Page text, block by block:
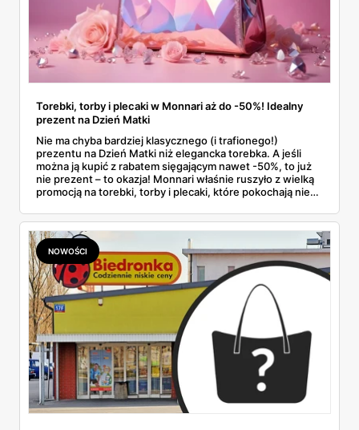
Torebki, torby i plecaki w Monnari aż do -50%! Idealny
prezent na Dzień Matki
Nie ma chyba bardziej klasycznego (i trafionego!)
prezentu na Dzień Matki niż elegancka torebka. A jeśli
można ją kupić z rabatem sięgającym nawet -50%, to już
nie prezent – to okazja! Monnari właśnie ruszyło z wielką
promocją na torebki, torby i plecaki, które pokochają nie
NOWOŚCI